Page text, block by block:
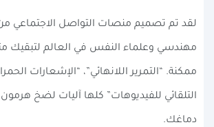
لقد تم تصميم منصات التواصل الاجتماعي
مهندسي وعلماء النفس في العالم لتبقيك
ممكنة. “التمرير اللانهائي”، “الإشعارات
التلقائي للفيديوهات” كلها آليات لضخ
دماغك.